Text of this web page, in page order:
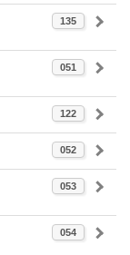
135
051
122
052
053
054